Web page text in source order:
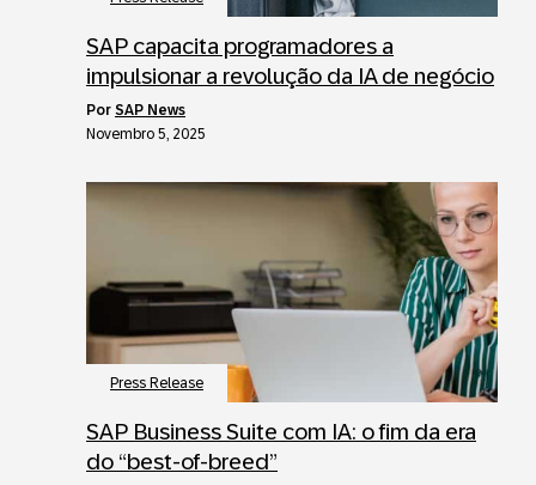
SAP capacita programadores a
impulsionar a revolução da IA de negócio
por SAP News
Novembro 5, 2025
Press Release
SAP Business Suite com IA: o fim da era
do “best-of-breed”